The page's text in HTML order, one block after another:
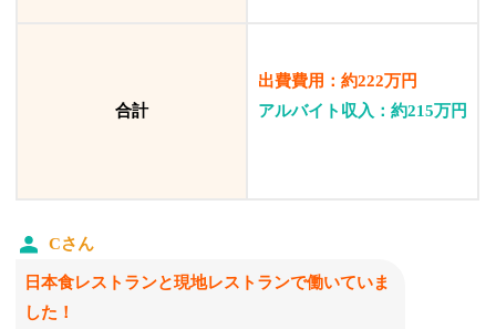
合計
出費費用：約222万円
アルバイト収入：約215万円
Cさん
日本食レストランと現地レストランで働いていま
した！